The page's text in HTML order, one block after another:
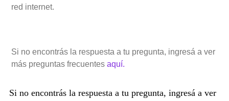
red internet.
Si no encontrás la respuesta a tu pregunta, ingresá a ver
más preguntas frecuentesaquí.
Si no encontrás la respuesta a tu pregunta, ingresá a ver